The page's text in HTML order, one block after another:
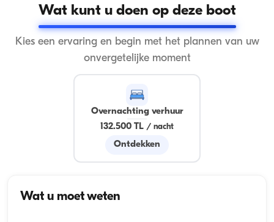
Wat kunt u doen op deze boot
Kies een ervaring en begin met het plannen van uw
onvergetelijke moment
Overnachting verhuur
132.500 TL / nacht
Ontdekken
Wat u moet weten